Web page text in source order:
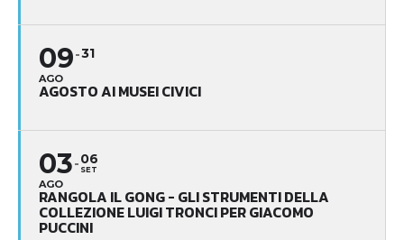
09
AGO
31
AGOSTO AI MUSEI CIVICI
03
AGO
06
SET
RANGOLA IL GONG - GLI STRUMENTI DELLA
COLLEZIONE LUIGI TRONCI PER GIACOMO
PUCCINI